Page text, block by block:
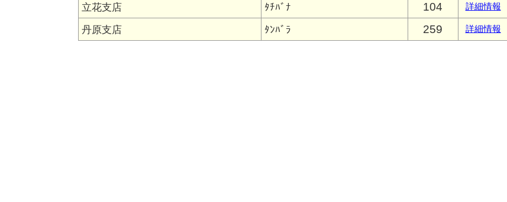
立花支店 ﾀﾁﾊﾞﾅ 104 詳細情報
丹原支店 ﾀﾝﾊﾞﾗ 259 詳細情報